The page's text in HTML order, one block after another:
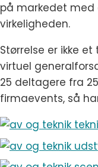
på markedet
virkeligheden.
Størrelse er ikke
virtuel
25 deltagere fra
firmaevents, så